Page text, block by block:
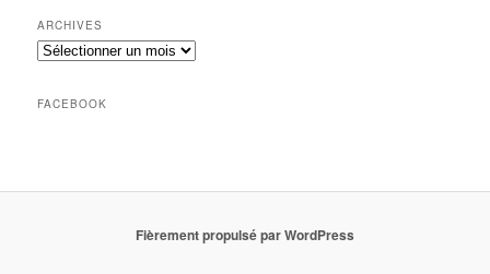
h
e
r
h
ARCHIVES
Archives
FACEBOOK
Fièrement propulsé par WordPress